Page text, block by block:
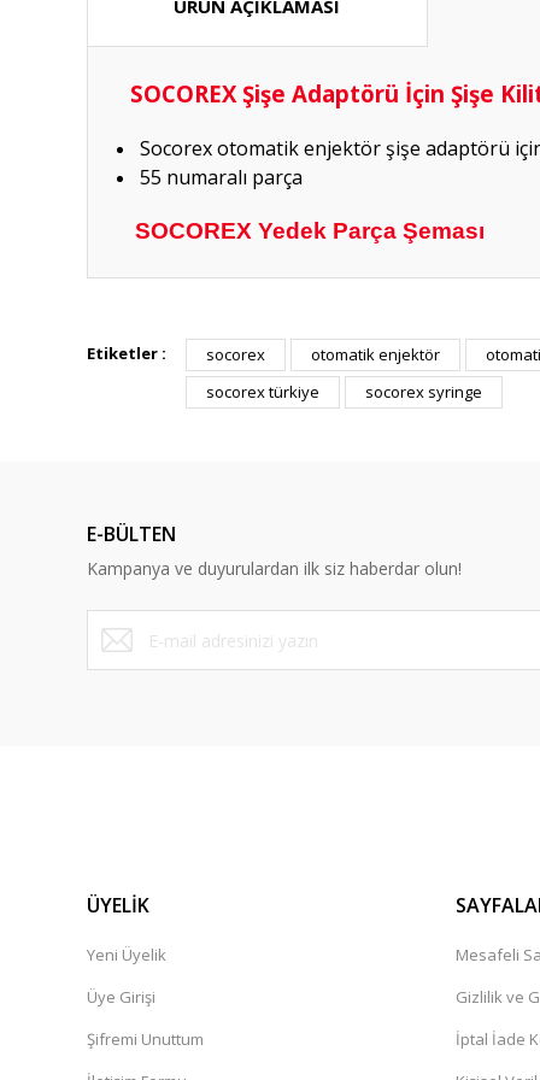
ÜRÜN AÇIKLAMASI
SOCOREX Şişe Adaptörü İçin Şişe
Socorex otomatik enjektör şişe adaptörü
55 numaralı parça
SOCOREX Yedek Parça Şeması
P... K... | 26/07/2026
Etiketler : socorex otomatik enjektör
socorex türkiye
socorex syringe
E-BÜLTEN
Kampanya ve duyurulardan ilk siz haberdar olun!
ÜYELİK
Yeni Üyelik
Üye Girişi
Şifremi Unuttum
Mesafeli
Gizlilik ve
İptal İade